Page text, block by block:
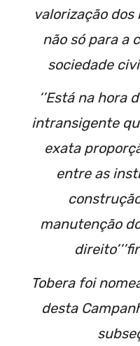
valorização
não só para a
sociedade
‘’Está na hora
intransigente
exata
entre as
manutenção
Tobera foi
desta